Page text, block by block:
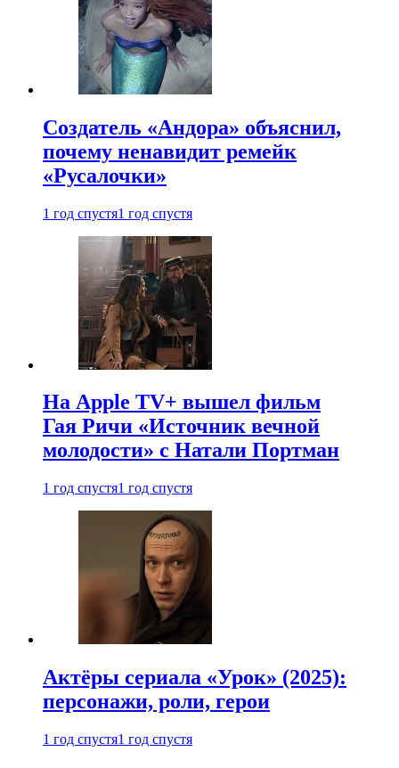
Создатель «Андора» объяснил,
почему ненавидит ремейк
«Русалочки»
1 год спустя1 год спустя
На Apple TV+ вышел фильм
Гая Ричи «Источник вечной
молодости» с Натали Портман
1 год спустя1 год спустя
Актёры сериала «Урок» (2025):
персонажи, роли, герои
1 год спустя1 год спустя